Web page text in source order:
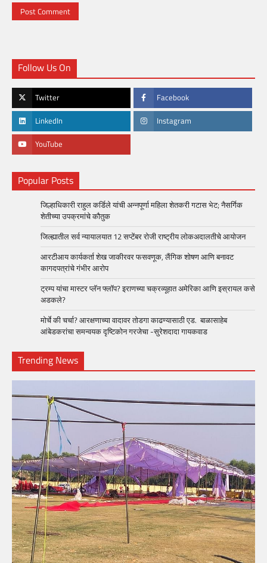
Follow Us On
Twitter Facebook
LinkedIn Instagram
YouTube
Popular Posts
जिल्हाधिकारी राहुल कर्डिले यांची अन्नपूर्णा महिला शेतकरी गटास भेट; नैसर्गिक
शेतीच्या उपक्रमांचे कौतुक
जिल्ह्यातील सर्व न्यायालयात 12 सप्टेंबर रोजी राष्ट्रीय लोकअदालतीचे आयोजन
आरटीआय कार्यकर्ता शेख जाकीरवर फसवणूक, लैंगिक शोषण आणि बनावट
कागदपत्रांचे गंभीर आरोप
ट्रम्प यांचा मास्टर प्लॅन फ्लॉप? इराणच्या चक्रव्यूहात अमेरिका आणि इस्रायल कसे
अडकले?
मोर्चे की चर्चा? आरक्षणाच्या वादावर तोडगा काढण्यासाठी एड. बाळासाहेब
आंबेडकरांचा समन्वयक दृष्टिकोन गरजेचा -सुरेशदादा गायकवाड
Trending News